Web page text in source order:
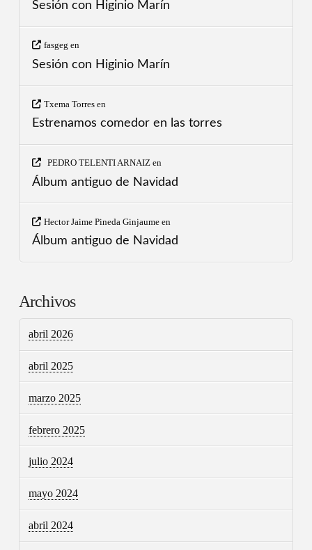
Sesión con Higinio Marín
fasgeg en
Sesión con Higinio Marín
Txema Torresen
Estrenamos comedor en las torres
PEDRO TELENTI ARNAIZ en
Álbum antiguo de Navidad
Hector Jaime Pineda Ginjaumeen
Álbum antiguo de Navidad
Archivos
abril 2026
abril 2025
marzo 2025
febrero 2025
julio 2024
mayo 2024
abril 2024